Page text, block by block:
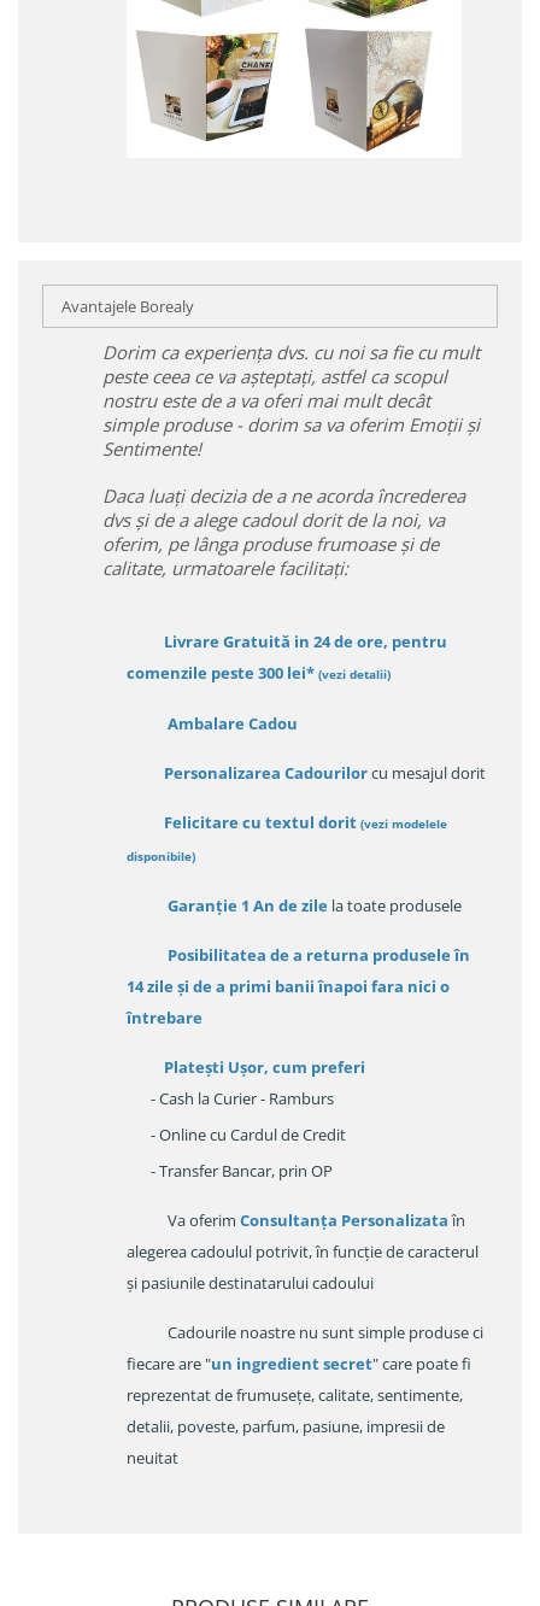
Avantajele Borealy
Dorim ca experiența dvs. cu noi sa fie cu mult
peste ceea ce va așteptați, astfel ca scopul
nostru este de a va oferi mai mult decât
simple produse - dorim sa va oferim Emoții și
Sentimente!
Daca luați decizia de a ne acorda încrederea
dvs și de a alege cadoul dorit de la noi, va
oferim, pe lânga produse frumoase și de
calitate, urmatoarele facilitați:
Livrare Gratuită in 24 de ore, pentru
comenzile peste 300 lei* (vezi detalii)
Ambalare Cadou
Personalizarea Cadourilorcu mesajul dorit
Felicitare cu textul dorit (vezi modelele
disponibile)
Garanție 1 An de zile la toate produsele
Posibilitatea de a returna produsele în
14 zileși de a primi banii înapoi fara nici o
întrebare
Platești Ușor, cum preferi
- Cash la Curier - Ramburs
- Online cu Cardul de Credit
- Transfer Bancar, prin OP
Va oferim Consultanța Personalizataîn
alegerea cadoulul potrivit, în funcție de caracterul
și pasiunile destinatarului cadoului
Cadourile noastre nu sunt simple produse ci
fiecare are "un ingredient secret" care poate fi
reprezentat de frumusețe, calitate, sentimente,
detalii, poveste, parfum, pasiune, impresii de
neuitat